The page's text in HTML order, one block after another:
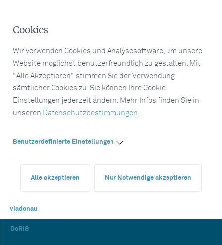
Cookies
Wir verwenden Cookies und Analysesoftware, um unsere
Website möglichst benutzerfreundlich zu gestalten. Mit
"Alle Akzeptieren" stimmen Sie der Verwendung
sämtlicher Cookies zu. Sie können Ihre Cookie
Einstellungen jederzeit ändern. Mehr Infos finden Sie in
unseren Datenschutzbestimmungen.
Benutzerdefinierte Einstellungen
Alle akzeptieren Nur Notwendige akzeptieren
viadonau
DoRIS